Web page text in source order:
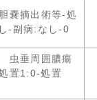
嚢摘出術等-処
-副病:なし-0
虫垂周囲膿瘍
置1:0-処置